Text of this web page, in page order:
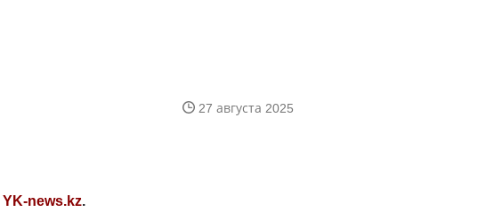
27 августа 2025
YK-news.kz.